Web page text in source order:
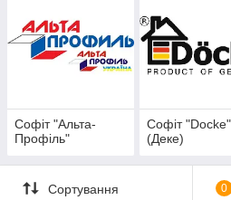
Производители софита:
(D.O.C.K.E) Docke, RAINWAY
Польша.
Софіт "Альта-
Профіль"
Софіт "Docke"
(Деке)
Сортування 0